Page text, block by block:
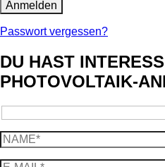
Passwort vergessen?
DU HAST
PHOTOVOLTAIK-